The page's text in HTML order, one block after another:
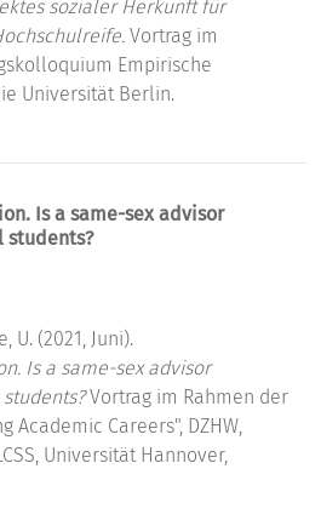
sozialer Herkunft für
Vortrag im
Empirische
Universität Berlin.
Is a same-sex advisor
students?
U. (2021, Juni).
Is a same-sex advisor
Vortrag im Rahmen der
Academic Careers", DZHW,
Universität Hannover,